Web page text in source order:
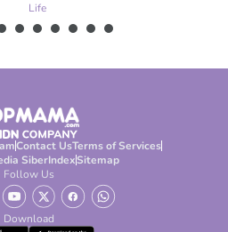
Life
Contact UsTerms of Services
SiberIndexSitemap
Follow Us
Download